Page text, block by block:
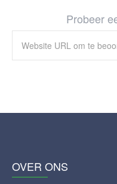
Probeer
OVER ONS